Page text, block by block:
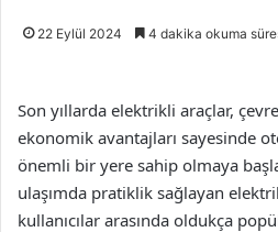
22 Eylül 2024 4 dakika okuma
Son yıllarda elektrikli araçlar,
ekonomik avantajları sayesinde
önemli bir yere sahip olmaya
ulaşımda pratiklik sağlayan
kullanıcılar arasında oldukça